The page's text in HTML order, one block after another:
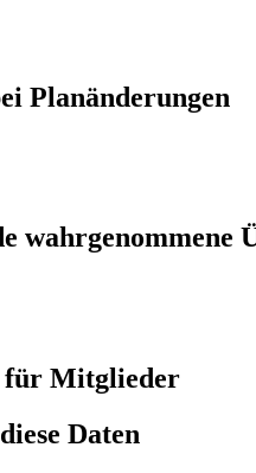
Planänderungen
wahrgenommene
für Mitglieder
Daten